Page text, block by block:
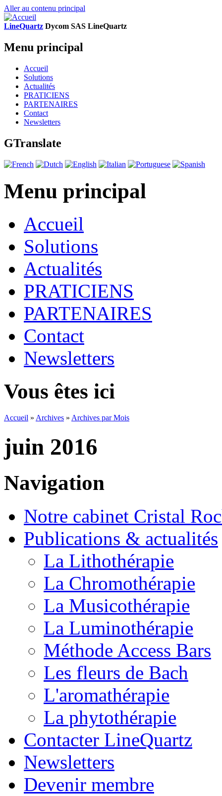
Aller au contenu principal
LineQuartz Dycom SAS LineQuartz
Menu principal
Accueil
Solutions
Actualités
PRATICIENS
PARTENAIRES
Contact
Newsletters
GTranslate
Menu principal
Accueil
Solutions
Actualités
PRATICIENS
PARTENAIRES
Contact
Newsletters
Vous êtes ici
Accueil » Archives » Archives par Mois
juin 2016
Navigation
Notre cabinet Cristal
Publications & actualités
La Lithothérapie
La Chromothérapie
La Musicothérapie
La Luminothérapie
Méthode Access Bars
Les fleurs de Bach
L'aromathérapie
La phytothérapie
Contacter LineQuartz
Newsletters
Devenir membre